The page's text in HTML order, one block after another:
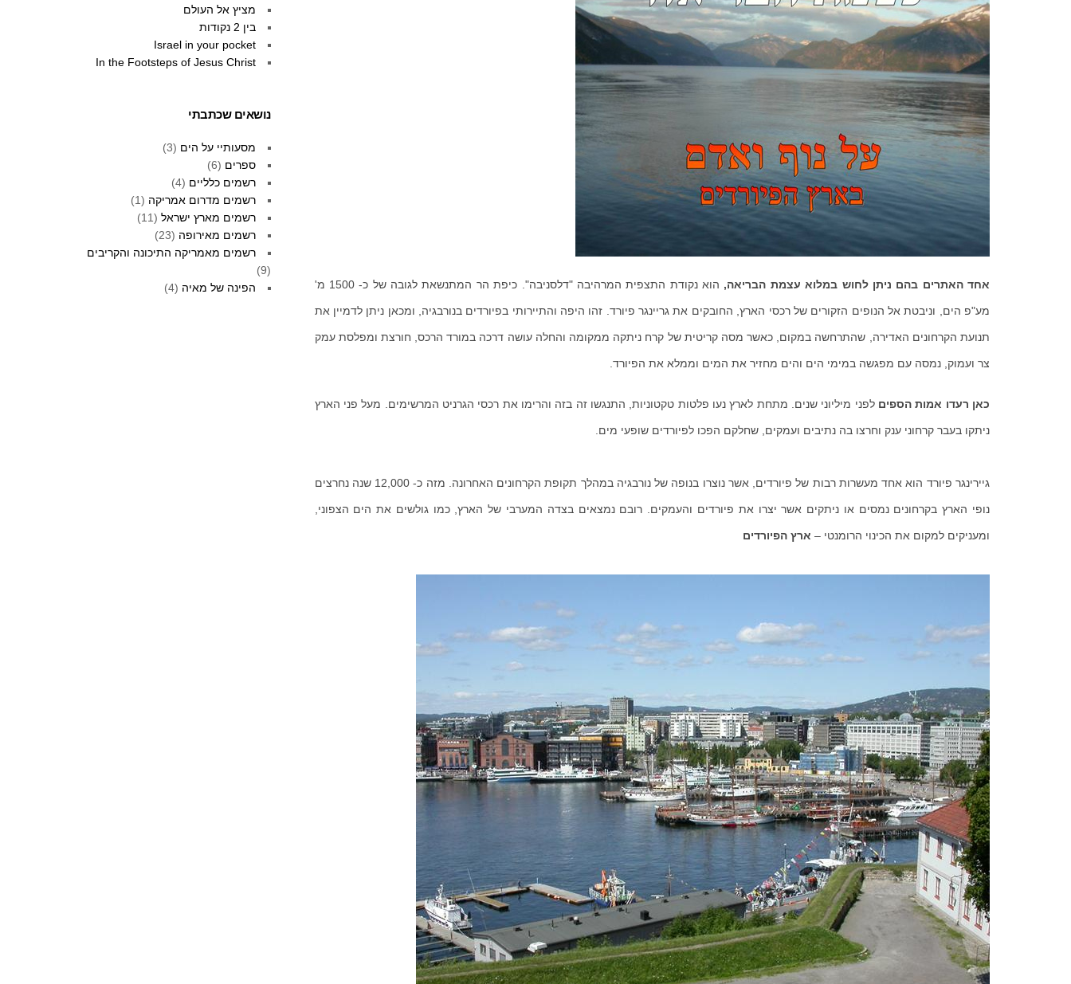
אחד האתרים בהם ניתן לחוש במלוא עצמת הבריאה, הוא נקודת התצפית המרהיבה "דלסניבה". כיפת הר המתנשאת לגובה של כ- 1500 מ'
מע"פ הים, וניבטת אל הנופים הזקורים של רכסי הארץ, החובקים את גריינגר פיורד. זהו היפה והתיירותי בפיורדים בנורבגיה, ומכאן ניתן לדמיין את
תנועת הקרחונים האדירה, שהתרחשה במקום, כאשר מסה קריטית של קרח ניתקה ממקומה והחלה עושה דרכה במורד הרכס, חורצת ומפלסת עמק
צר ועמוק, נמסה עם מפגשה במימי הים והים מחזיר את המים וממלא את הפיורד.
כאן רעדו אמות הספיםלפני מיליוני שנים. מתחת לארץ נעו פלטות טקטוניות, התנגשו זה בזה והרימו את רכסי הגרניט המרשימים. מעל פני הארץ
ניתקו בעבר קרחוני ענק וחרצו בה נתיבים ועמקים, שחלקם הפכו לפיורדים שופעי מים.
גיירינגר פיורד הוא אחד מעשרות רבות של פיורדים, אשר נוצרו בנופה של נורבגיה במהלך תקופת הקרחונים האחרונה. מזה כ- 12,000 שנה נחרצים
נופי הארץ בקרחונים נמסים או ניתקים אשר יצרו את פיורדים והעמקים. רובם נמצאים בצדה המערבי של הארץ, כמו גולשים את הים הצפוני,
ומעניקים למקום את הכינוי הרומנטי – ארץ הפיורדים
מציץ אל העולם
בין 2 נקודות
Israel in your pocket
In the Footsteps of Jesus Christ
נושאים שכתבתי
מסעותיי על הים (3)
ספרים (6)
רשמים כלליים (4)
רשמים מדרום אמריקה (1)
רשמים מארץ ישראל (11)
רשמים מאירופה (23)
רשמים מאמריקה התיכונה והקריבים
(9)
הפינה של מאיה (4)